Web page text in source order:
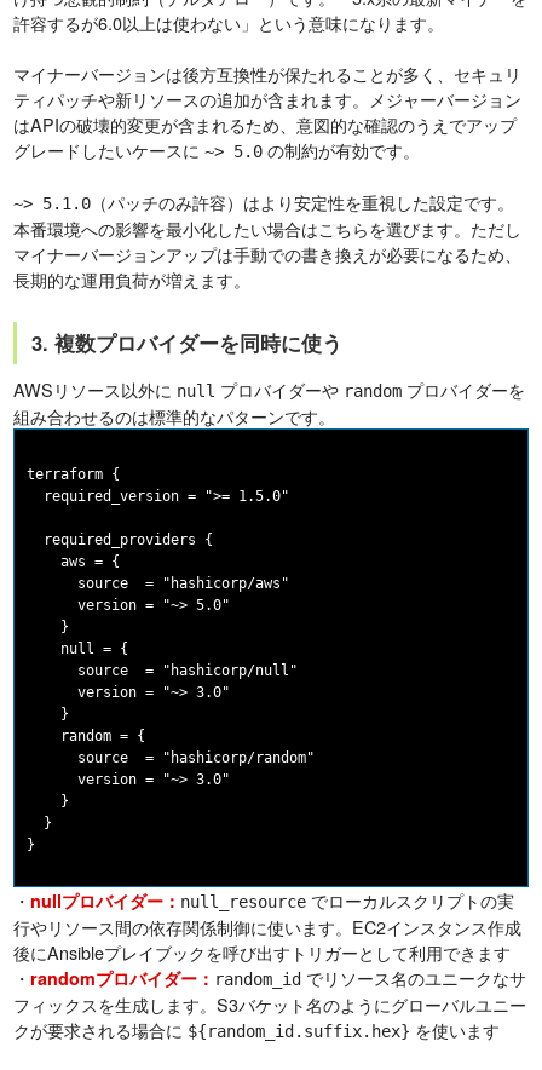
許容するが6.0以上は使わない」という意味になります。
マイナーバージョンは後方互換性が保たれることが多く、セキュリ
ティパッチや新リソースの追加が含まれます。メジャーバージョン
はAPIの破壊的変更が含まれるため、意図的な確認のうえでアップ
グレードしたいケースに~> 5.0 の制約が有効です。
~> 5.1.0 （パッチのみ許容）はより安定性を重視した設定です。
本番環境への影響を最小化したい場合はこちらを選びます。ただし
マイナーバージョンアップは手動での書き換えが必要になるため、
長期的な運用負荷が増えます。
3. 複数プロバイダーを同時に使う
AWSリソース以外に null プロバイダーや random プロバイダーを
組み合わせるのは標準的なパターンです。
terraform {
  required_version = ">= 1.5.0"
  required_providers {
    aws = {
      source  = "hashicorp/aws"
      version = "~> 5.0"
    }
    null = {
      source  = "hashicorp/null"
      version = "~> 3.0"
    }
    random = {
      source  = "hashicorp/random"
      version = "~> 3.0"
    }
  }
・ nullプロバイダー： null_resource でローカルスクリプトの実
行やリソース間の依存関係制御に使います。EC2インスタンス作成
後にAnsibleプレイブックを呼び出すトリガーとして利用できます
・ randomプロバイダー： random_id でリソース名のユニークなサ
フィックスを生成します。S3バケット名のようにグローバルユニー
クが要求される場合に ${random_id.suffix.hex} を使います